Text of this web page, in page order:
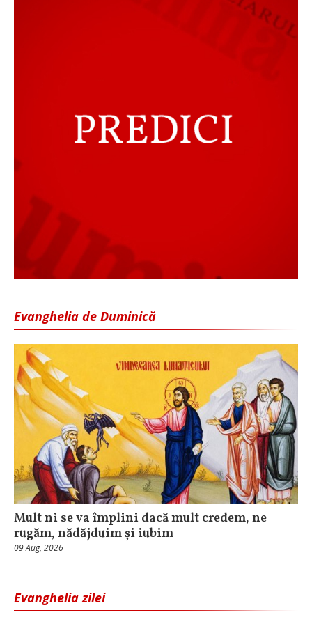
Evanghelia de Duminică
Mult ni se va împlini dacă mult credem, ne
rugăm, nădăjduim și iubim
09 Aug, 2026
Evanghelia zilei